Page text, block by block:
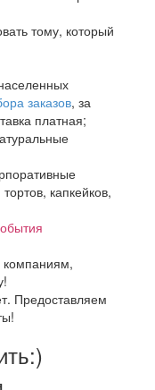
тому, который
заказов, за
платная;
капкейков,
Предоставляем